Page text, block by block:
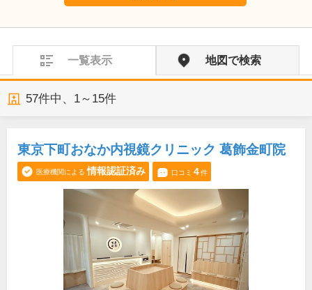
一覧表示 地図で検索
57件中、 1～15件
東京下町おなか内視鏡クリニック 葛飾金町院
医療機関による 情報認証済み 口コミ 4件